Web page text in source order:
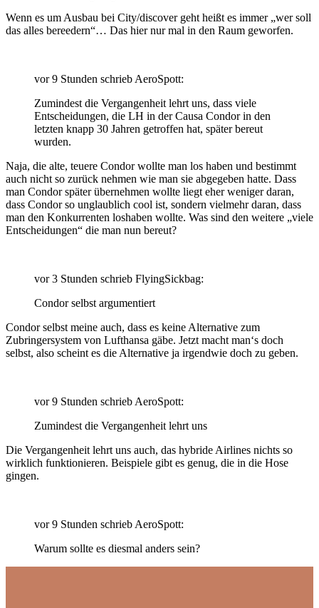
Wenn es um Ausbau bei City/discover geht heißt es immer „wer soll
das alles bereedern“… Das hier nur mal in den Raum geworfen.
vor 9 Stunden schrieb AeroSpott:
Zumindest die Vergangenheit lehrt uns, dass viele
Entscheidungen, die LH in der Causa Condor in den
letzten knapp 30 Jahren getroffen hat, später bereut
wurden.
Naja, die alte, teuere Condor wollte man los haben und bestimmt
auch nicht so zurück nehmen wie man sie abgegeben hatte. Dass
man Condor später übernehmen wollte liegt eher weniger daran,
dass Condor so unglaublich cool ist, sondern vielmehr daran, dass
man den Konkurrenten loshaben wollte. Was sind den weitere „viele
Entscheidungen“ die man nun bereut?
vor 3 Stunden schrieb FlyingSickbag:
Condor selbst argumentiert
Condor selbst meine auch, dass es keine Alternative zum
Zubringersystem von Lufthansa gäbe. Jetzt macht man‘s doch
selbst, also scheint es die Alternative ja irgendwie doch zu geben.
vor 9 Stunden schrieb AeroSpott:
Zumindest die Vergangenheit lehrt uns
Die Vergangenheit lehrt uns auch, das hybride Airlines nichts so
wirklich funktionieren. Beispiele gibt es genug, die in die Hose
gingen.
vor 9 Stunden schrieb AeroSpott:
Warum sollte es diesmal anders sein?